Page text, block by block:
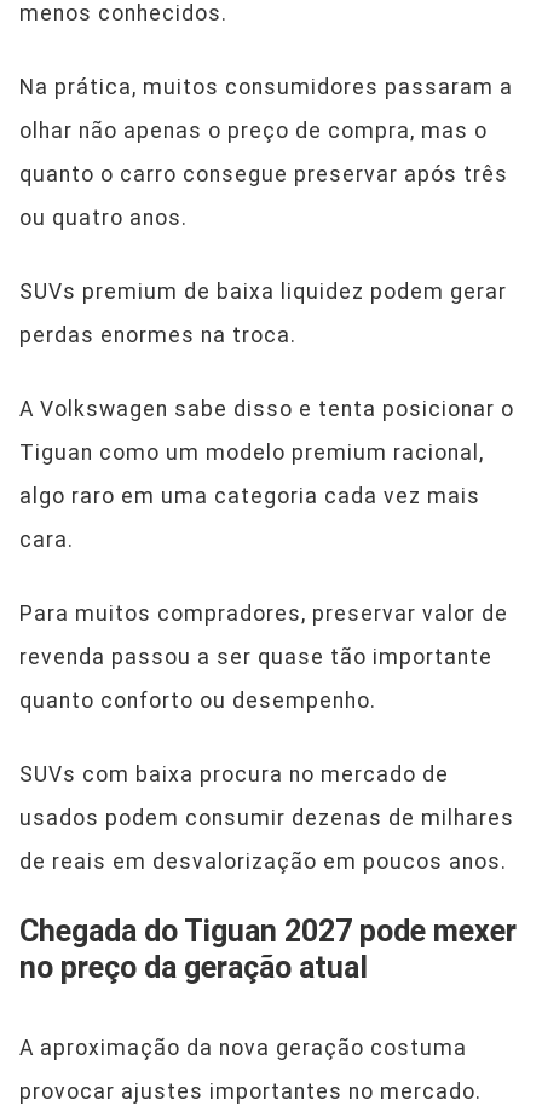
menos conhecidos.
Na prática, muitos consumidores passaram a
olhar não apenas o preço de compra, mas o
quanto o carro consegue preservar após três
ou quatro anos.
SUVs premium de baixa liquidez podem gerar
perdas enormes na troca.
A Volkswagen sabe disso e tenta posicionar o
Tiguan como um modelo premium racional,
algo raro em uma categoria cada vez mais
cara.
Para muitos compradores, preservar valor de
revenda passou a ser quase tão importante
quanto conforto ou desempenho.
SUVs com baixa procura no mercado de
usados podem consumir dezenas de milhares
de reais em desvalorização em poucos anos.
Chegada do Tiguan 2027 pode mexer
no preço da geração atual
A aproximação da nova geração costuma
provocar ajustes importantes no mercado.